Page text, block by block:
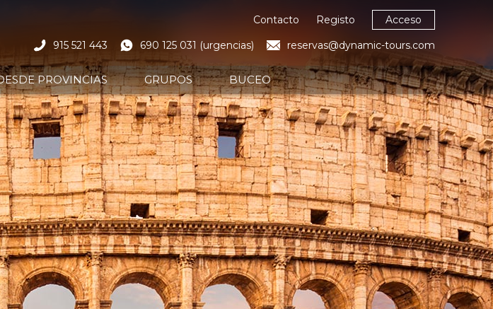
Contacto Registo
Acceso
915 521 443
690 125 031 (urgencias) reservas@dynamic-tours.com
PROVINCIAS GRUPOS BUCEO